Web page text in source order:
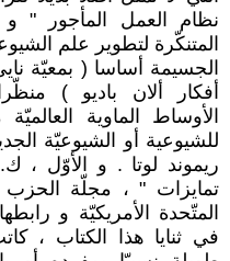
نظام العمل المأجور "
المتنكّرة لتطوير علم
الجسيمة أساسا ( بمعيّة
أفكار ألان باديو )
الأوساط الماوية
للشيوعية أو الشيوعيّة
ريموند لوتا . و الأوّل
تمايزات " ، مجلّة الحزب
المتّحدة الأمريكيّة و
في ثنايا هذا الكتاب ،